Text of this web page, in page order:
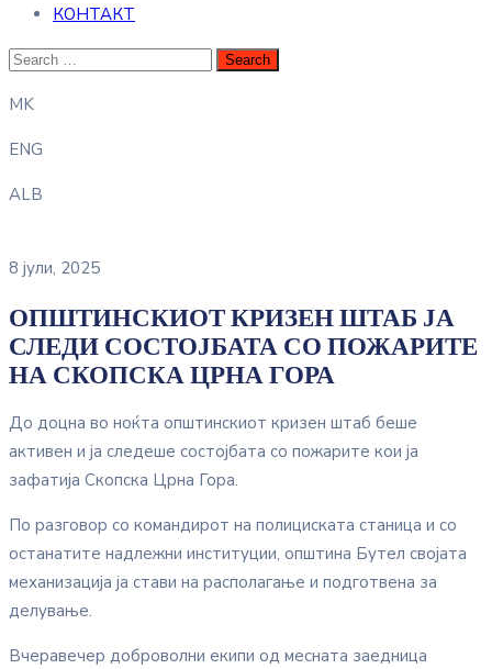
КОНТАКТ
MK
ENG
ALB
8 јули, 2025
ОПШТИНСКИОТ КРИЗЕН ШТАБ ЈА
СЛЕДИ СОСТОЈБАТА СО ПОЖАРИТЕ
НА СКОПСКА ЦРНА ГОРА
До доцна во ноќта општинскиот кризен штаб беше
активен и ја следеше состојбата со пожарите кои ја
зафатија Скопска Црна Гора.
По разговор со командирот на полициската станица и со
останатите надлежни институции, општина Бутел својата
механизација ја стави на располагање и подготвена за
делување.
Вчеравечер доброволни екипи од месната заедница